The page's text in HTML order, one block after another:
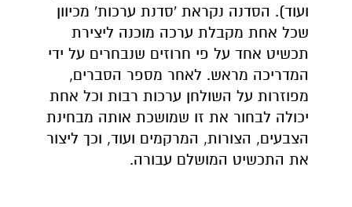
ועוד). הסדנה נקראת 'סדנת ערכות' מכיוון
שכל אחת מקבלת ערכה מוכנה ליצירת
תכשיט אחד על פי חרוזים שנבחרים על ידי
המדריכה מראש. לאחר מספר הסברים,
מפוזרות על השולחן ערכות רבות וכל אחת
יכולה לבחור את זו שמושכת אותה מבחינת
הצבעים, הצורות, המרקמים ועוד, וכך ליצור
את התכשיט המושלם עבורה.